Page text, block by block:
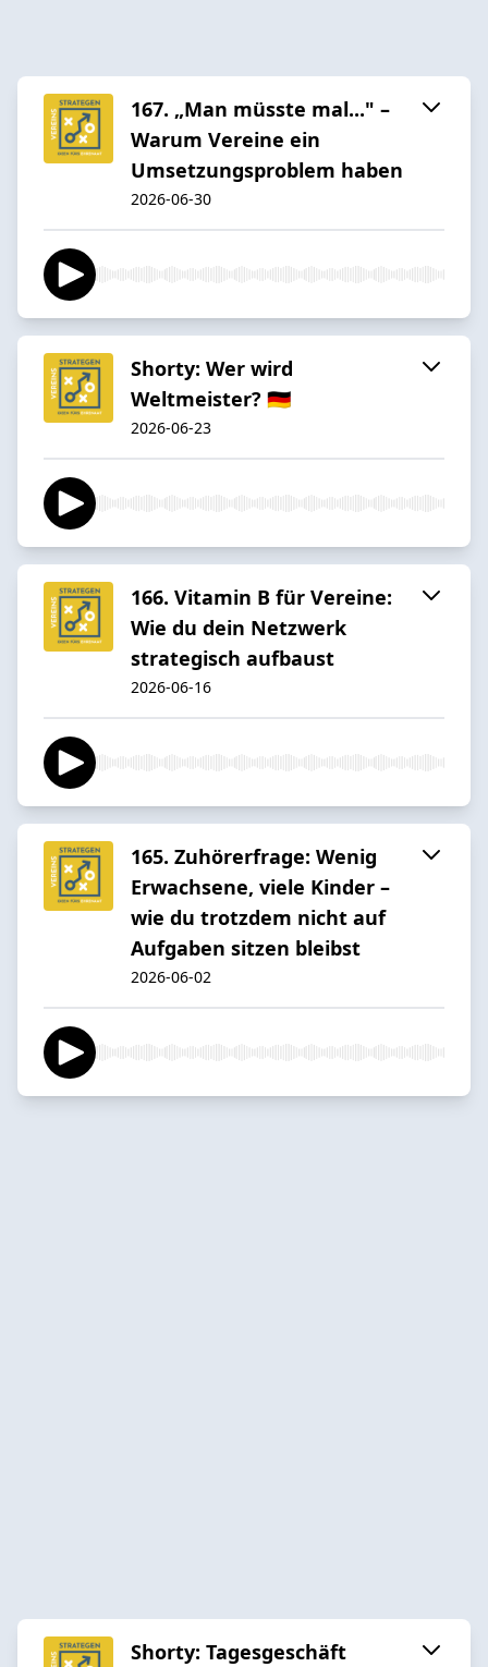
167. „Man müsste mal..." –
Warum Vereine ein
Umsetzungsproblem haben
2026-06-30
Shorty: Wer wird
Weltmeister? 🇩🇪
2026-06-23
166. Vitamin B für Vereine:
Wie du dein Netzwerk
strategisch aufbaust
2026-06-16
165. Zuhörerfrage: Wenig
Erwachsene, viele Kinder –
wie du trotzdem nicht auf
Aufgaben sitzen bleibst
2026-06-02
Shorty: Tagesgeschäft